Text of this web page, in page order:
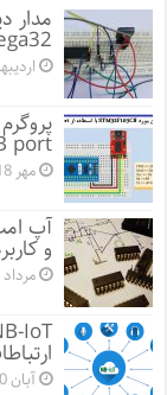
port
مهر 18, 1399
آپ
و
مرداد 12, 1397
آبان 30, 1400